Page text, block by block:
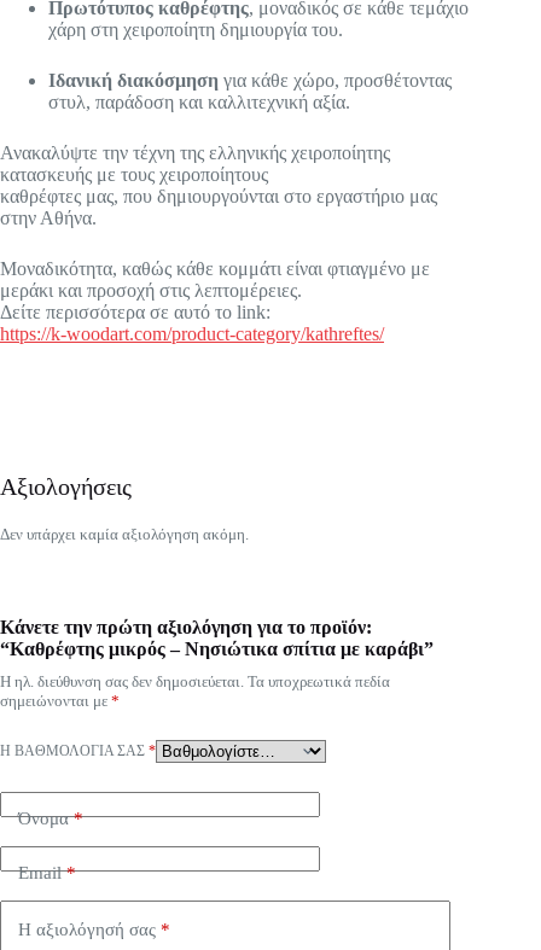
Πρωτότυπος καθρέφτης, μοναδικός σε κάθε τεμάχιο
χάρη στη χειροποίητη δημιουργία του.
Ιδανική διακόσμηση για κάθε χώρο, προσθέτοντας
στυλ, παράδοση και καλλιτεχνική αξία.
Ανακαλύψτε την τέχνη της ελληνικής χειροποίητης
κατασκευής με τους χειροποίητους
καθρέφτες μας, που δημιουργούνται στο εργαστήριο μας
στην Αθήνα.
Μοναδικότητα, καθώς κάθε κομμάτι είναι φτιαγμένο με
μεράκι και προσοχή στις λεπτομέρειες.
Δείτε περισσότερα σε αυτό το link:
https://k-woodart.com/product-category/kathreftes/
Αξιολογήσεις
Δεν υπάρχει καμία αξιολόγηση ακόμη.
Κάνετε την πρώτη αξιολόγηση για το προϊόν:
“Καθρέφτης μικρός – Νησιώτικα σπίτια με καράβι”
Η ηλ. διεύθυνση σας δεν δημοσιεύεται. Τα υποχρεωτικά πεδία
σημειώνονται με *
Η ΒΑΘΜΟΛΟΓΊΑ ΣΑΣ *
Όνομα*
Email*
Η αξιολόγησή σας *